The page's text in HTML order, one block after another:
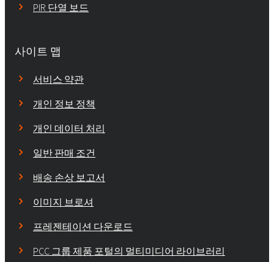
PIR 단열 보드
사이트 맵
서비스 약관
개인 정보 정책
개인 데이터 처리
일반 판매 조건
배송 손상 보고서
이미지 브로셔
프레젠테이션 다운로드
PCC 그룹 제품 포털의 멀티미디어 라이브러리